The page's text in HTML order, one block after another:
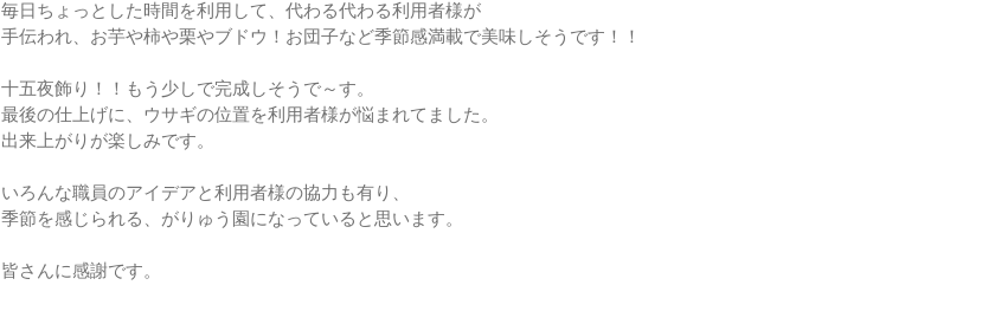
毎日ちょっとした時間を利用して、代わる代わる利用者様が
手伝われ、お芋や柿や栗やブドウ！お団子など季節感満載で美味しそうです！！
十五夜飾り！！もう少しで完成しそうで～す。
最後の仕上げに、ウサギの位置を利用者様が悩まれてました。
出来上がりが楽しみです。
いろんな職員のアイデアと利用者様の協力も有り、
季節を感じられる、がりゅう園になっていると思います。
皆さんに感謝です。